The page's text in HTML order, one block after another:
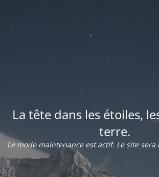
La tête dans les étoiles,
terre.
Le mode maintenance est actif. Le site